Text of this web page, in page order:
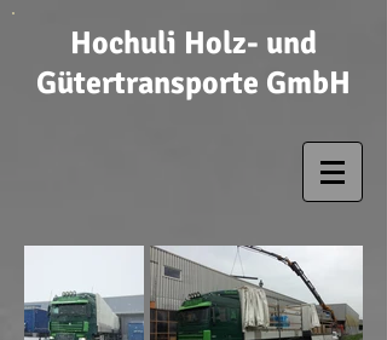
Hochuli Holz- und
Gütertransporte GmbH